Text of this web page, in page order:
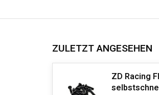
ZULETZT ANGESEHEN
ZD Racing